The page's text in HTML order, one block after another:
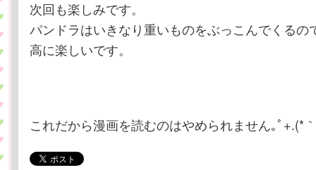
次回も楽しみです。
パンドラはいきなり重いものをぶっこんでくるの
高に楽しいです。
これだから漫画を読むのはやめられません｡ﾟ+.(*